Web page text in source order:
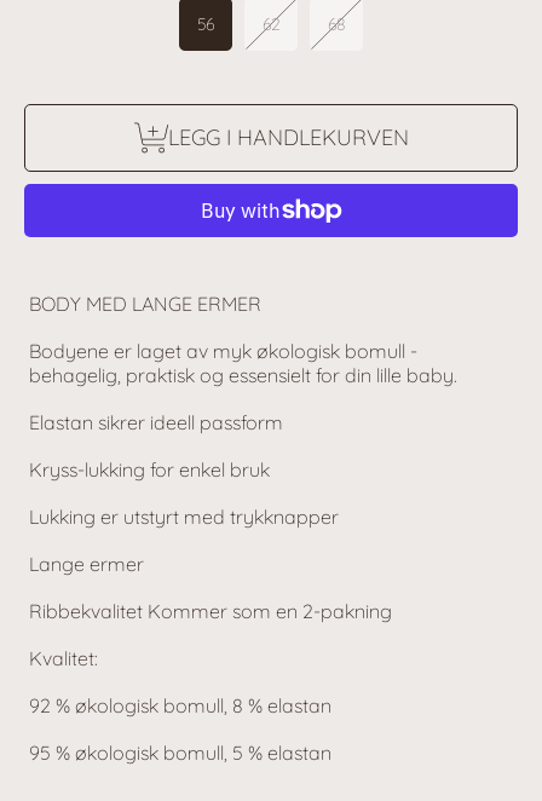
56 62 68
LEGG I HANDLEKURVEN
BODY MED LANGE ERMER
Bodyene er laget av myk økologisk bomull -
behagelig, praktisk og essensielt for din lille baby.
Elastan sikrer ideell passform
Kryss-lukking for enkel bruk
Lukking er utstyrt med trykknapper
Lange ermer
Ribbekvalitet Kommer som en 2-pakning
Kvalitet:
92 % økologisk bomull, 8 % elastan
95 % økologisk bomull, 5 % elastan